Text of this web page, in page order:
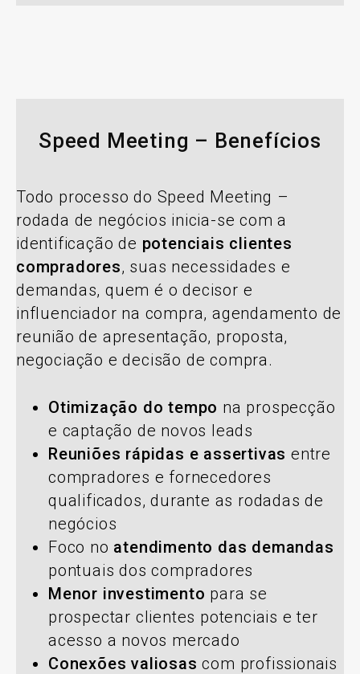
Speed Meeting – Benefícios
Todo processo do Speed Meeting –
rodada de negócios inicia-se com a
identificação de potenciais clientes
compradores, suas necessidades e
demandas, quem é o decisor e
influenciador na compra, agendamento de
reunião de apresentação, proposta,
negociação e decisão de compra.
Otimização do tempo na prospecção
e captação de novos leads
Reuniões rápidas e assertivas entre
compradores e fornecedores
qualificados, durante as rodadas de
negócios
Foco no atendimento das demandas
pontuais dos compradores
Menor investimento para se
prospectar clientes potenciais e ter
acesso a novos mercado
Conexões valiosas com profissionais